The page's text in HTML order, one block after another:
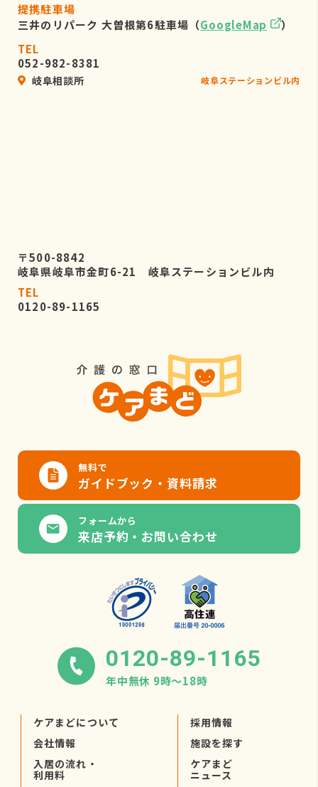
提携駐車場
三井のリパーク 大曽根第6駐車場（GoogleMap
）
TEL
052-982-8381
岐阜相談所 岐阜ステーションビル内
〒500-8842
岐阜県岐阜市金町6-21 岐阜ステーションビル内
TEL
0120-89-1165
無料で
ガイドブック・資料請求
フォームから
来店予約・お問い合わせ
0120-89-1165
年中無休 9時〜18時
ケアまどについて
会社情報
入居の流れ・
利用料
採用情報
施設を探す
ケアまど
ニュース